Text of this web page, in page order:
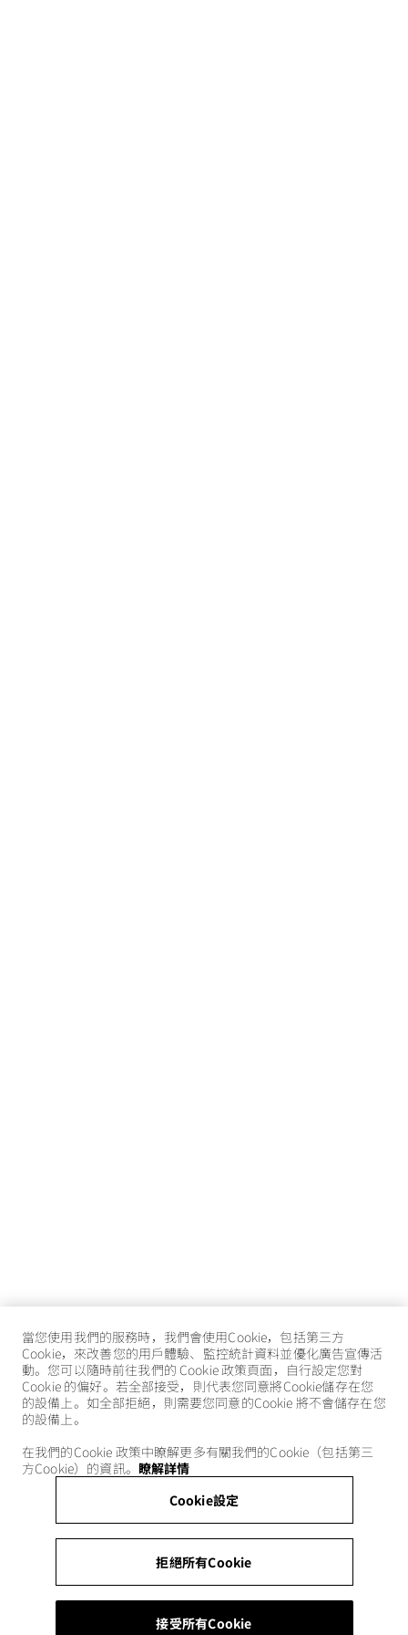
當您使用我們的服務時，我們會使用Cookie，包括第三方
Cookie，來改善您的用戶體驗、監控統計資料並優化廣告宣傳活
動。您可以隨時前往我們的 Cookie 政策頁面，自行設定您對
Cookie 的偏好。若全部接受，則代表您同意將Cookie儲存在您
的設備上。如全部拒絕，則需要您同意的Cookie 將不會儲存在您
的設備上。
在我們的Cookie 政策中瞭解更多有關我們的Cookie（包括第三
方Cookie）的資訊。 瞭解詳情
Cookie設定
拒絕所有Cookie
接受所有Cookie